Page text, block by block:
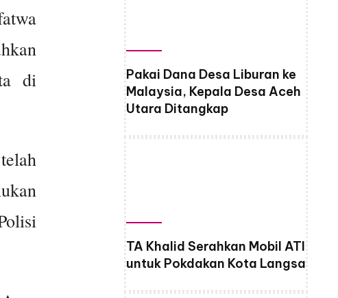
di
Pakai Dana Desa Liburan ke
Malaysia, Kepala Desa Aceh
Utara Ditangkap
TA Khalid Serahkan Mobil ATI
untuk Pokdakan Kota Langsa